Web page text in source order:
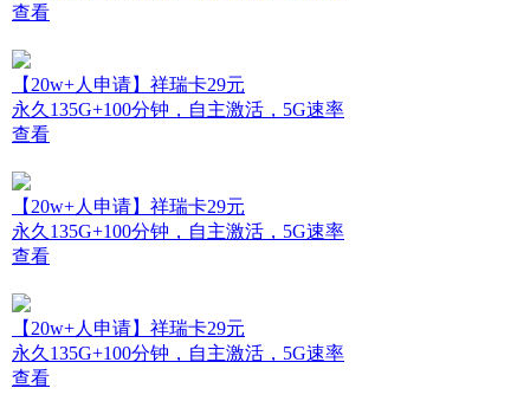
查看
【20w+人申请】祥瑞卡29元
永久135G+100分钟，自主激活，5G速率
查看
【20w+人申请】祥瑞卡29元
永久135G+100分钟，自主激活，5G速率
查看
【20w+人申请】祥瑞卡29元
永久135G+100分钟，自主激活，5G速率
查看